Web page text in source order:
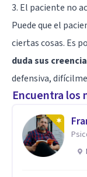
3. El paciente no
Puede que el
ciertas cosas. Es
duda sus
defensiva,
Encuentra los